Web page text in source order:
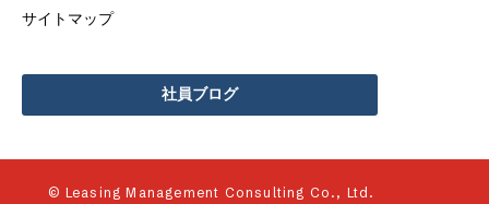
サイトマップ
社員ブログ
© Leasing Management Consulting Co., Ltd.